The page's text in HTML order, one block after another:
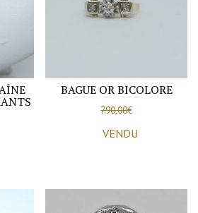
BAGUE OR BICOLORE
790,00€
VENDU